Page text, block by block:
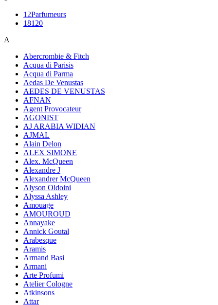
12Parfumeurs
18120
A
Abercrombie & Fitch
Acqua di Parisis
Acqua di Parma
Aedas De Venustas
AEDES DE VENUSTAS
AFNAN
Agent Provocateur
AGONIST
AJ ARABIA WIDIAN
AJMAL
Alain Delon
ALEX SIMONE
Alex. McQueen
Alexandre J
Alexandrer McQueen
Alyson Oldoini
Alyssa Ashley
Amouage
AMOUROUD
Annayake
Annick Goutal
Arabesque
Aramis
Armand Basi
Armani
Arte Profumi
Atelier Cologne
Atkinsons
Attar